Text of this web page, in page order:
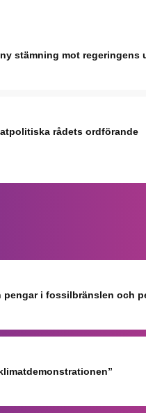
stämning mot regeringens
rådets ordförande
pengar i fossilbränslen och